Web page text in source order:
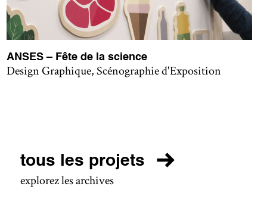
ANSES – Fête de la science
Design Graphique, Scénographie d'Exposition
tous les projets
explorez les archives